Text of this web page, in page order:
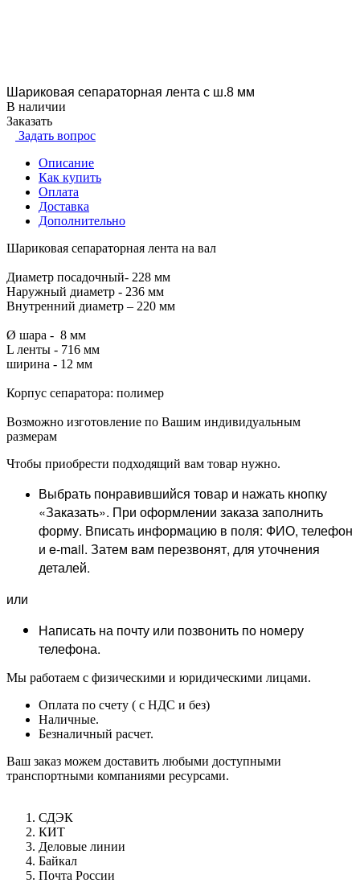
Шариковая сепараторная лента с ш.8 мм
В наличии
Заказать
Задать вопрос
Описание
Как купить
Оплата
Доставка
Дополнительно
Шариковая сепараторная лента на вал
Диаметр посадочный- 228 мм
Наружный диаметр - 236 мм
Внутренний диаметр – 220 мм
Ø шара - 8 мм
L ленты - 716 мм
ширина - 12 мм
Корпус сепаратора: полимер
Возможно изготовление по Вашим индивидуальным
размерам
Чтобы приобрести подходящий вам товар нужно.
Выбрать понравившийся товар и нажать кнопку
«Заказать». При оформлении заказа заполнить
форму. Вписать информацию в поля: ФИО, телефон
и e-mail. Затем вам перезвонят, для уточнения
деталей.
или
Написать на почту или позвонить по номеру
телефона.
Мы работаем с физическими и юридическими лицами.
Оплата по счету ( с НДС и без)
Наличные.
Безналичный расчет.
Ваш заказ можем доставить любыми доступными
транспортными компаниями ресурсами.
СДЭК
КИТ
Деловые линии
Байкал
Почта России